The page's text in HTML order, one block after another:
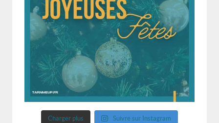
Charger plus Suivre sur Instagram